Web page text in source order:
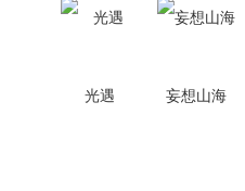
光遇 妄想山海